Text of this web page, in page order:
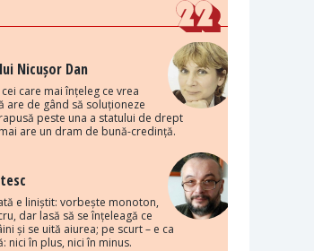
Nicușor Dan
care mai înțeleg ce vrea
are de gând să soluționeze
peste una a statului de drept
are un dram de bună-credință.
e liniștit: vorbește monoton,
dar lasă să se înțeleagă ce
și se uită aiurea; pe scurt – e ca
nici în plus, nici în minus.